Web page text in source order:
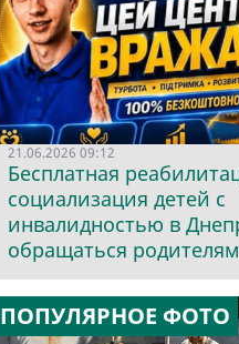
21.06.2026 09:12
Бесплатная
социализация детей с
инвалидностью в
обращаться родителям
ПОПУЛЯРНОЕ ФОТО